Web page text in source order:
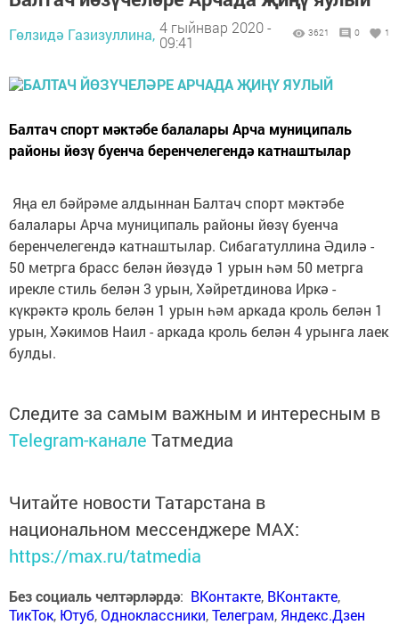
Гөлзидә Газизуллина, 4 гыйнвар 2020 -
09:41
3621 0 1
Балтач спорт мәктәбе балалары Арча муниципаль
районы йөзү буенча беренчелегендә катнаштылар
Яңа ел бәйрәме алдыннан Балтач спорт мәктәбе
балалары Арча муниципаль районы йөзү буенча
беренчелегендә катнаштылар. Сибагатуллина Әдилә -
50 метрга брасс белән йөзүдә 1 урын һәм 50 метрга
ирекле стиль белән 3 урын, Хәйретдинова Иркә -
күкрәктә кроль белән 1 урын һәм аркада кроль белән 1
урын, Хәкимов Наил - аркада кроль белән 4 урынга лаек
булды.
Следите за самым важным и интересным в
Telegram-канале Татмедиа
Читайте новости Татарстана в
национальном мессенджере MАХ:
https://max.ru/tatmedia
Без социаль челтәрләрдә: ВКонтакте, ВКонтакте,
ТикТок, Ютуб,Одноклассники,Телеграм, Яндекс.Дзен